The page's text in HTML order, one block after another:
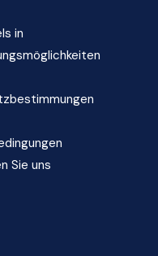
in
Sie uns